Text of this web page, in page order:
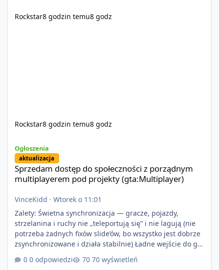
Rockstar8 godzin temu8 godz
Rockstar8 godzin temu8 godz
Ogłoszenia
aktualizacja
Sprzedam dostęp do społeczności z porządnym
multiplayerem pod projekty (gta:Multiplayer)
VinceKidd · Wtorek o 11:01
Zalety: Świetna synchronizacja — gracze, pojazdy,
strzelanina i ruchy nie „teleportują się” i nie lagują (nie
potrzeba żadnych fixów slide’ów, bo wszystko jest dobrze
zsynchronizowane i działa stabilnie) Ładne wejście do gry
+ solidny antycheat na poziomie multiplayera Wygodne
pisanie własnych modów i skryptów (wsparcie C# / JS /
0 odpowiedzi 70 wyświetleń